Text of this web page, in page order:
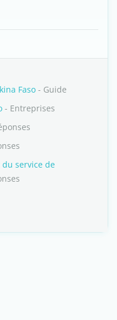
Faso - Guide
- Entreprises
service de